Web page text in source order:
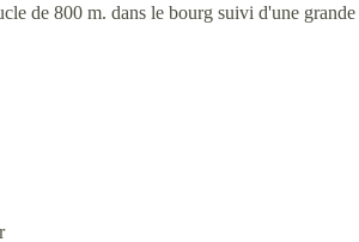
de 800 m. dans le bourg suivi d'une